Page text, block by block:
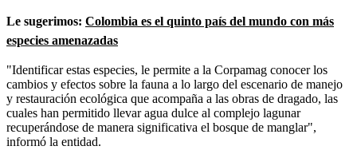
Le sugerimos: Colombia es el quinto país del mundo con más
especies amenazadas
"Identificar estas especies, le permite a la Corpamag conocer los
cambios y efectos sobre la fauna a lo largo del escenario de manejo
y restauración ecológica que acompaña a las obras de dragado, las
cuales han permitido llevar agua dulce al complejo lagunar
recuperándose de manera significativa el bosque de manglar",
informó la entidad.